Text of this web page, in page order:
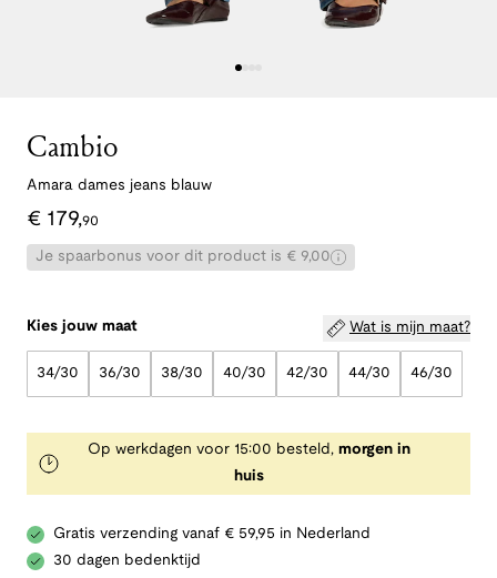
Cambio
Amara dames jeans blauw
€ 179,90
Je spaarbonus voor dit product is € 9,00
Kies jouw maat Wat is mijn maat?
34/30 36/30 38/30 40/30 42/30 44/30 46/30
Op werkdagen voor 15:00 besteld, morgen in
huis
Gratis verzending vanaf € 59,95 in Nederland
30 dagen bedenktijd